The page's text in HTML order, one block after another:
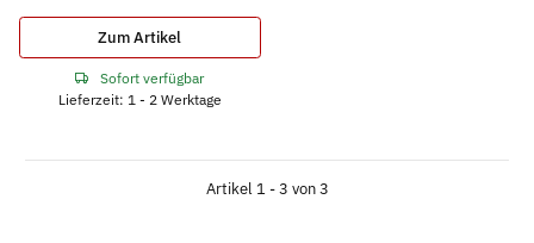
Zum Artikel
Sofort verfügbar
Lieferzeit: 1 - 2 Werktage
Artikel 1 - 3 von 3